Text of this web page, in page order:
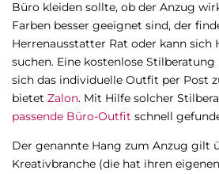
Büro kleiden sollte, ob der Anzug
Farben besser geeignet sind, der
Herrenausstatter Rat oder kann sich
suchen. Eine kostenlose
sich das individuelle Outfit per Post
bietet Zalon. Mit Hilfe solcher
passende Büro-Outfit schnell
Der genannte Hang zum Anzug gilt
Kreativbranche (die hat ihren